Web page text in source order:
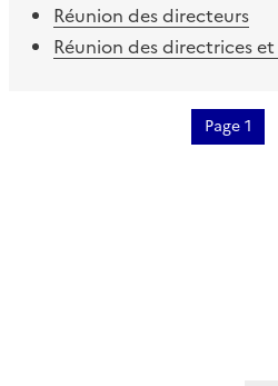
Réunion des directeurs
Réunion des directrices
Page 1